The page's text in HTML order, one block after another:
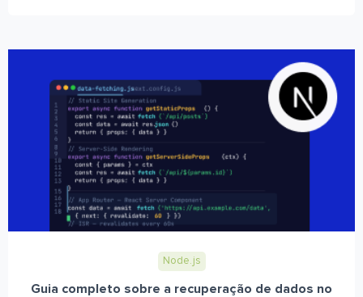
Node.js
Guia completo sobre a recuperação de dados no